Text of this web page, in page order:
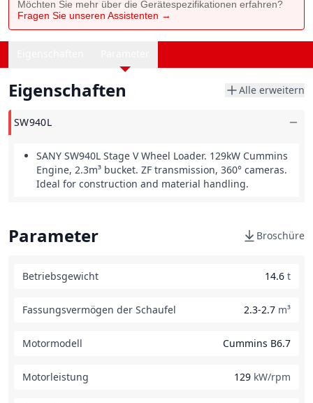
Möchten Sie mehr über die Gerätespezifikationen erfahren?
Fragen Sie unseren Assistenten →
Eigenschaften Alle erweitern
SW940L
SANY SW940L Stage V Wheel Loader. 129kW Cummins
Engine, 2.3m³ bucket. ZF transmission, 360° cameras.
Ideal for construction and material handling.
Parameter Broschüre
Betriebsgewicht 14.6 t
Fassungsvermögen der Schaufel 2.3-2.7 m³
Motormodell Cummins B6.7
Motorleistung 129 kW/rpm